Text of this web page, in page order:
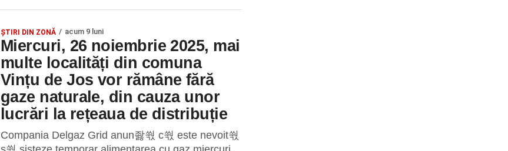
ȘTIRI DIN ZONĂ acum 9 luni
Miercuri, 26 noiembrie 2025, mai
multe localități din comuna
Vințu de Jos vor rămâne fără
gaze naturale, din cauza unor
lucrări la rețeaua de distribuție
Compania Delgaz Grid anun좛쒃 c쒃 este nevoit쒃